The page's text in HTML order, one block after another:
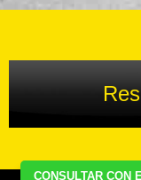
CONSULTAR CON